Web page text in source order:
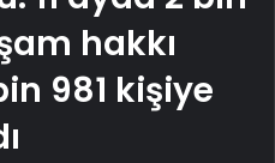
hakkı
981 kişiye